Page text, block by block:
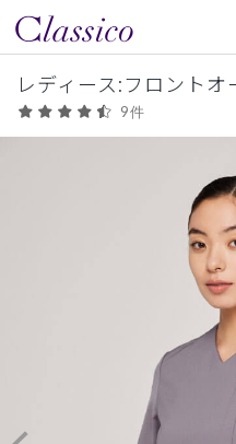
レディース:フロント
9件